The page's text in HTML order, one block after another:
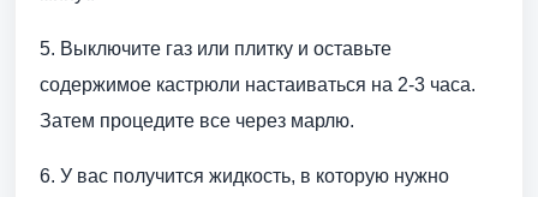
5. Выключите газ или плитку и оставьте
содержимое кастрюли настаиваться на 2-3 часа.
Затем процедите все через марлю.
6. У вас получится жидкость, в которую нужно